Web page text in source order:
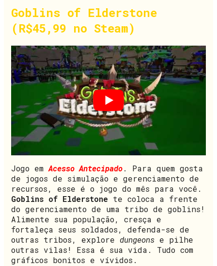
Goblins of Elderstone
(R$45,99 no Steam)
Jogo em Acesso Antecipado. Para quem gosta
de jogos de simulação e gerenciamento de
recursos, esse é o jogo do mês para você.
Goblins of Elderstone te coloca a frente
do gerenciamento de uma tribo de goblins!
Alimente sua população, cresça e
fortaleça seus soldados, defenda-se de
outras tribos, explore dungeons e pilhe
outras vilas! Essa é sua vida. Tudo com
gráficos bonitos e vívidos.